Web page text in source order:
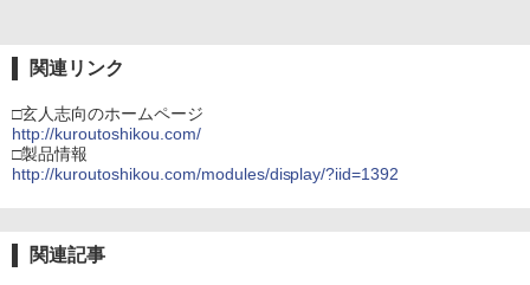
関連リンク
□玄人志向のホームページ
http://kuroutoshikou.com/
□製品情報
http://kuroutoshikou.com/modules/display/?iid=1392
関連記事